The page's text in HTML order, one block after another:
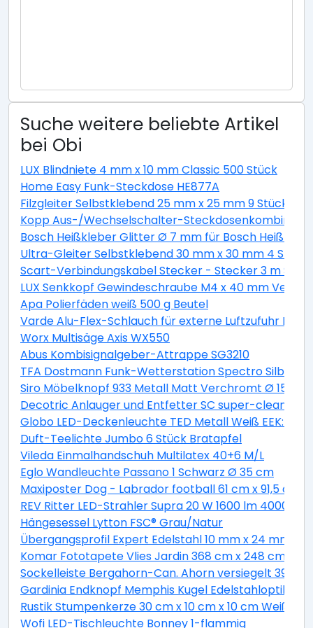
Suche weitere beliebte Artikel
bei Obi
LUX Blindniete 4 mm x 10 mm Classic 500 Stück
Home Easy Funk-Steckdose HE877A
Filzgleiter Selbstklebend 25 mm x 25 mm 9 Stück
Kopp Aus-/Wechselschalter-
Bosch Heißkleber Glitter Ø 7 mm für Bosch
Ultra-Gleiter Selbstklebend 30 mm x 30 mm 4 Stück
Scart-Verbindungskabel Stecker - Stecker 3 m
LUX Senkkopf Gewindeschraube M4 x 40 mm
Apa Polierfäden weiß 500 g Beutel
Varde Alu-Flex-Schlauch für externe Luftzufuhr
Worx Multisäge Axis WX550
Abus Kombisignalgeber-Attrappe SG3210
TFA Dostmann Funk-Wetterstation Spectro Silber
Siro Möbelknopf 933 Metall Matt Verchromt Ø 15 mm
Decotric Anlauger und Entfetter SC super-clean 500
Globo LED-Deckenleuchte TED Metall Weiß EEK: A+
Duft-Teelichte Jumbo 6 Stück Bratapfel
Vileda Einmalhandschuh Multilatex 40+6 M/L
Eglo Wandleuchte Passano 1 Schwarz Ø 35 cm
Maxiposter Dog - Labrador football 61 cm x 91,5 cm
REV Ritter LED-Strahler Supra 20 W 1600 lm 4000 K
Hängesessel Lytton FSC® Grau/Natur
Übergangsprofil Expert Edelstahl 10 mm x 24 mm
Komar Fototapete Vlies Jardin 368 cm x 248 cm
Sockelleiste Bergahorn-Can. Ahorn versiegelt 39
Gardinia Endknopf Memphis Kugel Edelstahloptik 2-
Rustik Stumpenkerze 30 cm x 10 cm x 10 cm Weiß
Wofi LED-Tischleuchte Bonney 1-flammig